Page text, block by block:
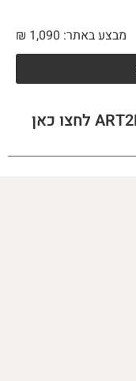
מבצע באתר: ₪ 1,090